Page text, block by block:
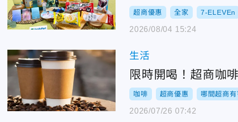
超商優惠 全家 7-ELEVEn
2026/08/04 15:24
生活
限時開喝！超商咖
咖啡 超商優惠 哪間超商
2026/07/26 07:42